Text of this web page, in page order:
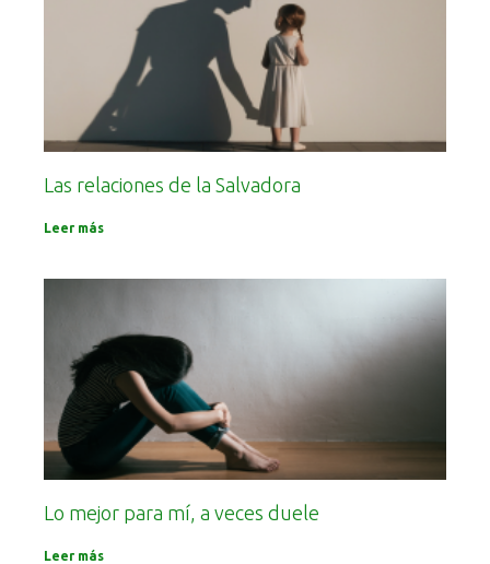
Las relaciones de la Salvadora
Leer más
Lo mejor para mí, a veces duele
Leer más